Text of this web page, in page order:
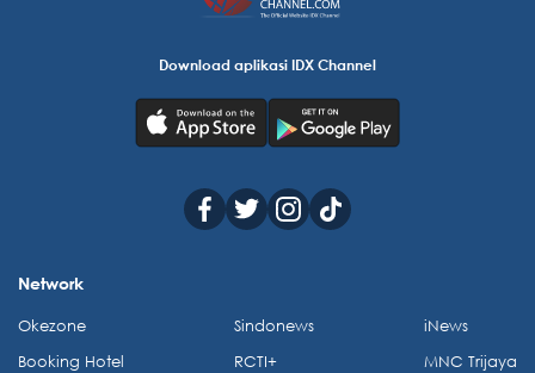
Download aplikasi IDX Channel
Network
Okezone
Booking Hotel
Sindonews
RCTI+
iNews
MNC Trijaya